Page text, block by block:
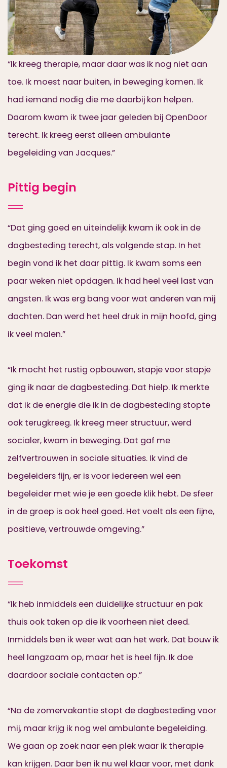
“Ik kreeg therapie, maar daar was ik nog niet aan
toe. Ik moest naar buiten, in beweging komen. Ik
had iemand nodig die me daarbij kon helpen.
Daarom kwam ik twee jaar geleden bij OpenDoor
terecht. Ik kreeg eerst alleen ambulante
begeleiding van Jacques.”
Pittig begin
“Dat ging goed en uiteindelijk kwam ik ook in de
dagbesteding terecht, als volgende stap. In het
begin vond ik het daar pittig. Ik kwam soms een
paar weken niet opdagen. Ik had heel veel last van
angsten. Ik was erg bang voor wat anderen van mij
dachten. Dan werd het heel druk in mijn hoofd, ging
ik veel malen.”
“Ik mocht het rustig opbouwen, stapje voor stapje
ging ik naar de dagbesteding. Dat hielp. Ik merkte
dat ik de energie die ik in de dagbesteding stopte
ook terugkreeg. Ik kreeg meer structuur, werd
socialer, kwam in beweging. Dat gaf me
zelfvertrouwen in sociale situaties. Ik vind de
begeleiders fijn, er is voor iedereen wel een
begeleider met wie je een goede klik hebt. De sfeer
in de groep is ook heel goed. Het voelt als een fijne,
positieve, vertrouwde omgeving.”
Toekomst
“Ik heb inmiddels een duidelijke structuur en pak
thuis ook taken op die ik voorheen niet deed.
Inmiddels ben ik weer wat aan het werk. Dat bouw ik
heel langzaam op, maar het is heel fijn. Ik doe
daardoor sociale contacten op.”
“Na de zomervakantie stopt de dagbesteding voor
mij, maar krijg ik nog wel ambulante begeleiding.
We gaan op zoek naar een plek waar ik therapie
kan krijgen. Daar ben ik nu wel klaar voor, met dank